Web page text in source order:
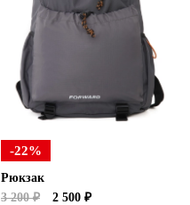
-22%
Рюкзак
3 200 ₽
2 500 ₽